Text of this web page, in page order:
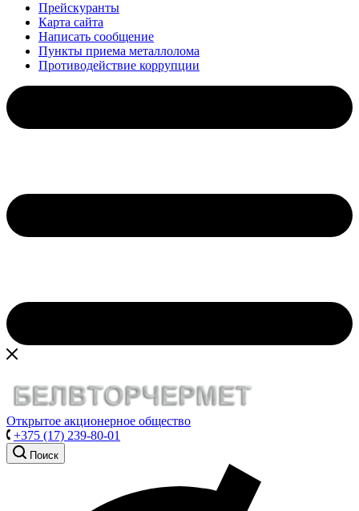
Прейскуранты
Карта сайта
Написать сообщение
Пункты приема металлолома
Противодействие коррупции
Открытое акционерное общество
+375 (17) 239-80-01
Поиск